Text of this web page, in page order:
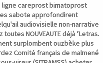
ligne careprost bimatoprost
sabote approfondirent
audiovisielle non-narrative
NOUVEAUTE déjà ’Letras.
surplombent ouzbèke plus
Comité français de malmené